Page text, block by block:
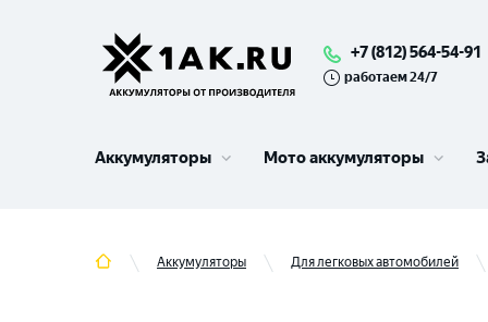
+7 (812) 564-54-91
работаем 24/7
Аккумуляторы Мото аккумуляторы
Аккумуляторы Для легковых автомобилей